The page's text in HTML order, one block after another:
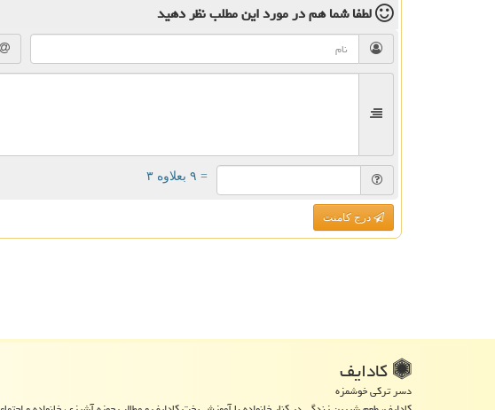
لطفا شما همدر مورد این مطلبنظر دهید
= ۹ بعلاوه ۳
درج کامنت
كادایف
دسر ترکی خوشمزه